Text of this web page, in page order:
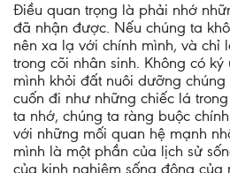
Điều quan trọng là phải nhớ
đã nhận được. Nếu chúng ta
nên xa lạ với chính mình, và chỉ
trong cõi nhân sinh. Không có
mình khỏi đất nuôi dưỡng
cuốn đi như những chiếc lá
ta nhớ, chúng ta ràng buộc
với những mối quan hệ mạnh
mình là một phần của lịch sử
của kinh nghiệm sống động của